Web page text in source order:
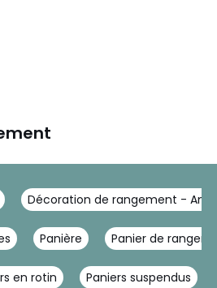
Décoration de rangement -
Panière Panier de
en rotin Paniers suspendus